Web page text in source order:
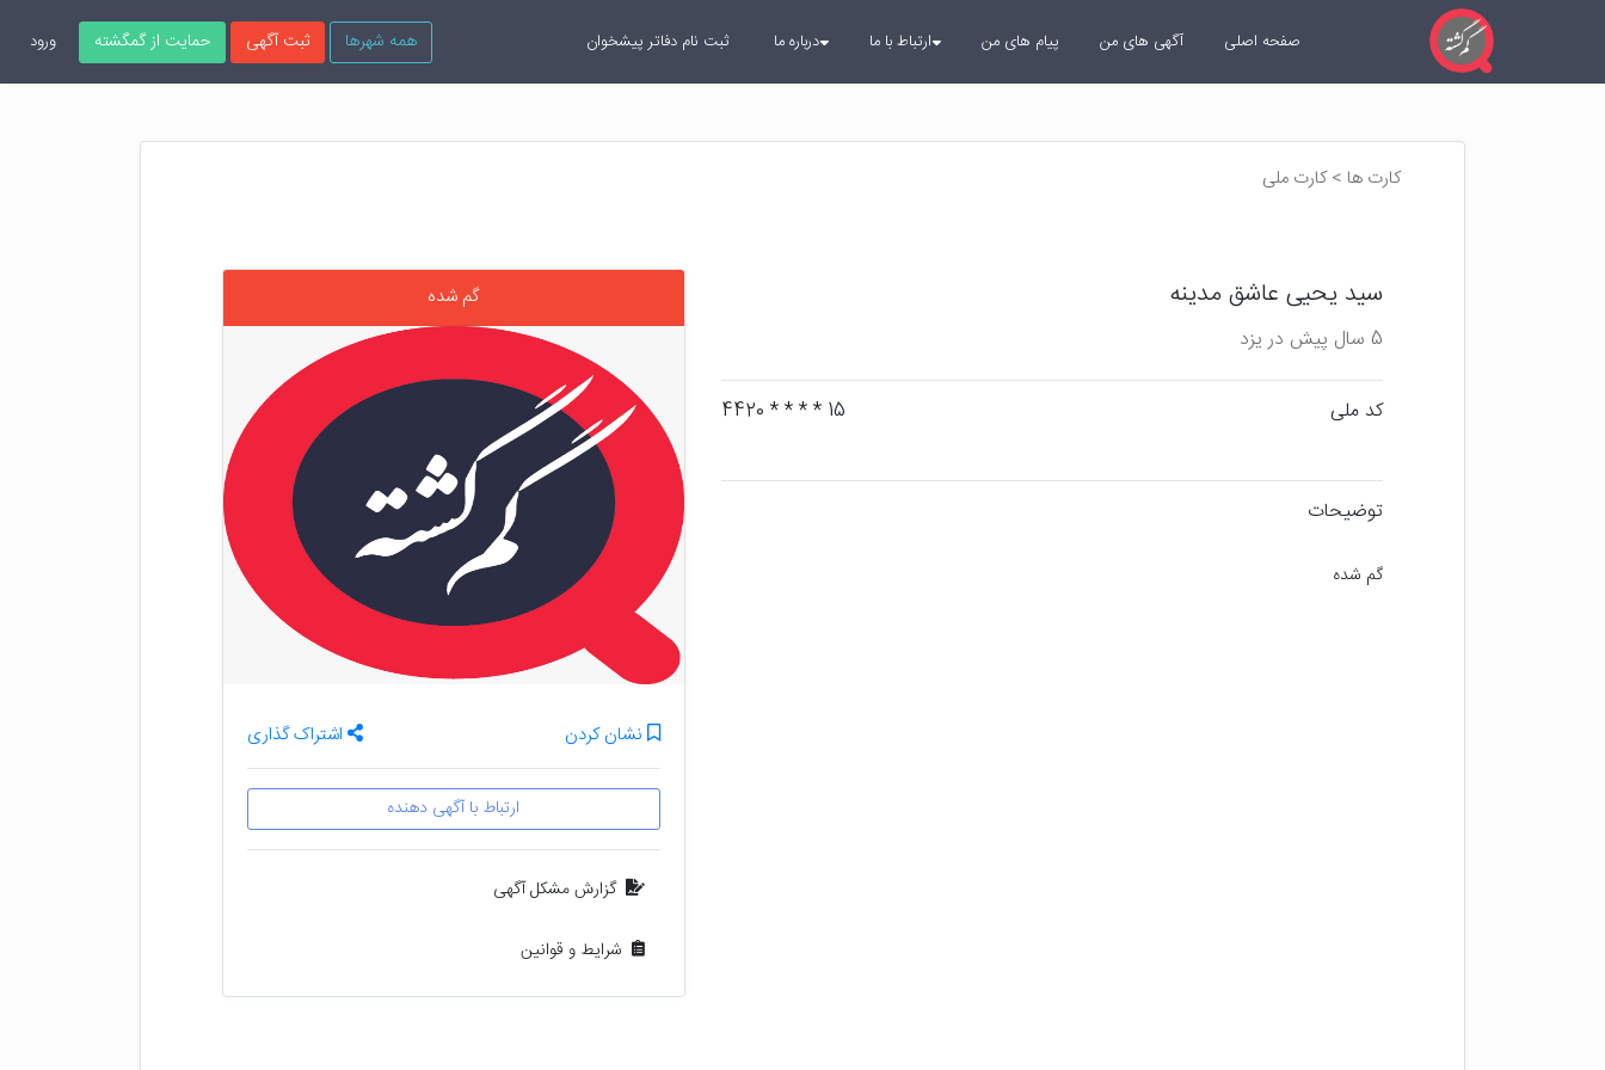
همه شهرها ثبت آگهی حمایت از گمگشته ورود صفحه اصلی آگهی های من پیام های من ارتباط با ما درباره ما ثبت نام دفاتر پیشخوان
کارت ها > کارت ملی
سید یحیی عاشق مدینه
5 سال پیش در یزد
کد ملی 15 * * * * 4420
توضیحات
گم شده
گم شده
نشان کردن اشتراک گذاری
ارتباط با آگهی دهنده
گزارش مشکل آگهی
شرایط و قوانین